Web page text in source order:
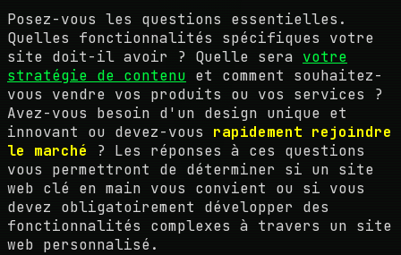
Posez-vous les questions essentielles.
Quelles fonctionnalités spécifiques votre
site doit-il avoir ? Quelle sera votre
stratégie de contenu et comment souhaitez-
vous vendre vos produits ou vos services ?
Avez-vous besoin d'un design unique et
innovant ou devez-vous rapidement rejoindre
le marché ? Les réponses à ces questions
vous permettront de déterminer si un site
web clé en main vous convient ou si vous
devez obligatoirement développer des
fonctionnalités complexes à travers un site
web personnalisé.